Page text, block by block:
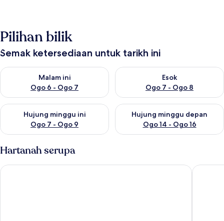
Pilihan bilik
Semak ketersediaan untuk tarikh ini
Malam ini
Ogo 6 - Ogo 7
Semak ketersediaan untuk malam ini Ogo 6 - Ogo 7
Esok
Ogo 7 - Ogo 8
Semak ketersediaan untuk
Hujung minggu ini
Ogo 7 - Ogo 9
Semak ketersediaan untuk hujung minggu ini Ogo 7 - Ogo 9
Hujung minggu depan
Ogo 14 - Ogo 16
Semak ketersediaan untuk
Hartanah serupa
BroomBush Miners